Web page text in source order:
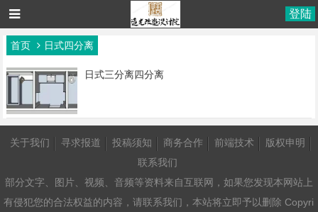
登陆
首页 日式四分离
日式三分离四分离
关于我们 寻求报道 投稿须知 商务合作 前端技术
版权申明
联系我们
部分文字、图片、视频、音频等资料来自互联网，如果您发现本网站上
有侵犯您的合法权益的内容，请联系我们，本站将立即予以删除 Copyri